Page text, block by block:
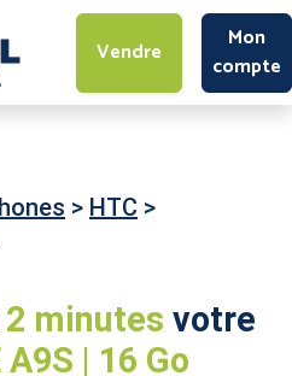
Vendre
Mon
compte
> HTC >
2 minutes votre
A9S | 16 Go